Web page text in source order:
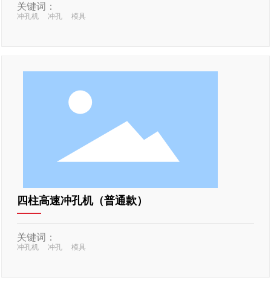
关键词：
冲孔机 冲孔 模具
四柱高速冲孔机（普通款）
关键词：
冲孔机 冲孔 模具